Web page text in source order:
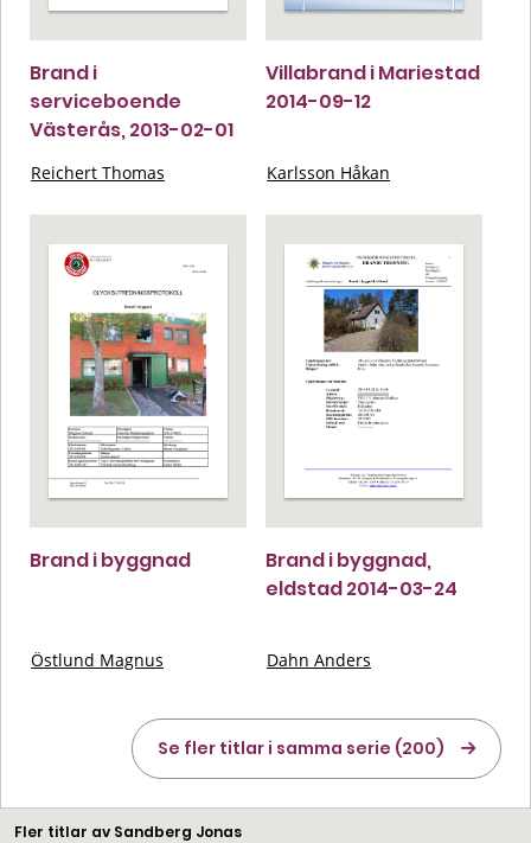
Brand i
serviceboende
Västerås, 2013-02-01
Reichert Thomas
Villabrand i Mariestad
2014-09-12
Karlsson Håkan
Brand i byggnad
Östlund Magnus
Brand i byggnad,
eldstad 2014-03-24
Dahn Anders
Se fler titlar i samma serie (200)
Fler titlar av Sandberg Jonas